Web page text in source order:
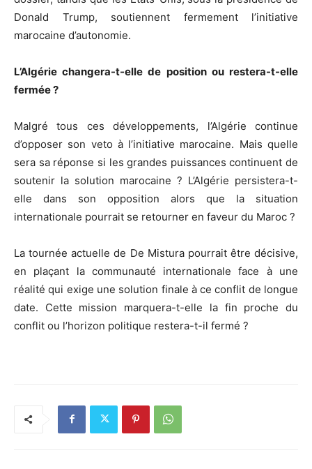
Donald Trump, soutiennent fermement l’initiative
marocaine d’autonomie.
L’Algérie changera-t-elle de position ou restera-t-elle
fermée ?
Malgré tous ces développements, l’Algérie continue
d’opposer son veto à l’initiative marocaine. Mais quelle
sera sa réponse si les grandes puissances continuent de
soutenir la solution marocaine ? L’Algérie persistera-t-
elle dans son opposition alors que la situation
internationale pourrait se retourner en faveur du Maroc ?
La tournée actuelle de De Mistura pourrait être décisive,
en plaçant la communauté internationale face à une
réalité qui exige une solution finale à ce conflit de longue
date. Cette mission marquera-t-elle la fin proche du
conflit ou l’horizon politique restera-t-il fermé ?